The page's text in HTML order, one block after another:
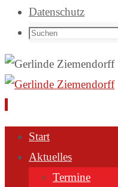
Datenschutz
Suchen
Zum
Inhalt
springen
Start
Aktuelles
Termine